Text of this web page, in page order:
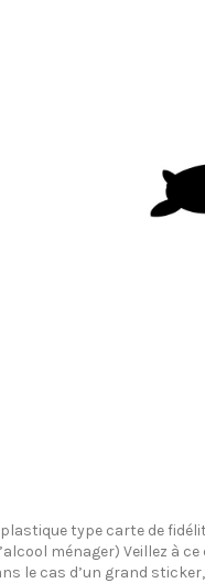
type carte de
ménager) Veillez à ce
le cas d’un grand